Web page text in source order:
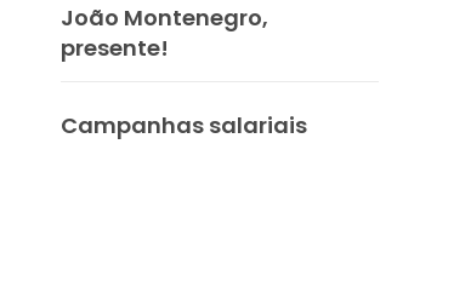
João Montenegro,
presente!
Campanhas salariais